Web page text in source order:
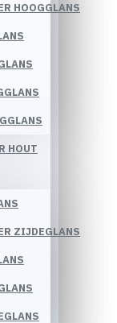
HOOGGLANS
HOUT
ZIJDEGLANS